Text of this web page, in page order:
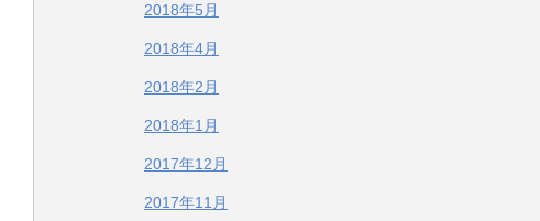
2018年5月
2018年4月
2018年2月
2018年1月
2017年12月
2017年11月